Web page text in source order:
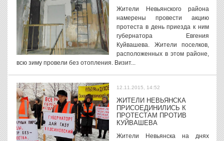
Жители Невьянского района
намерены провести акцию
протеста в день приезда к ним
губернатора Евгения
Куйвашева. Жители поселков,
расположенных в этом районе,
всю зиму провели без отопления. Визит...
12.11.2015, 14:52
ЖИТЕЛИ НЕВЬЯНСКА
ПРИСОЕДИНИЛИСЬ К
ПРОТЕСТАМ ПРОТИВ
КУЙВАШЕВА
Жители Невьянска на днях